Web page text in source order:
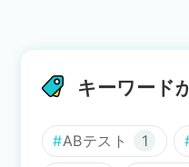
キーワード
ABテスト 1